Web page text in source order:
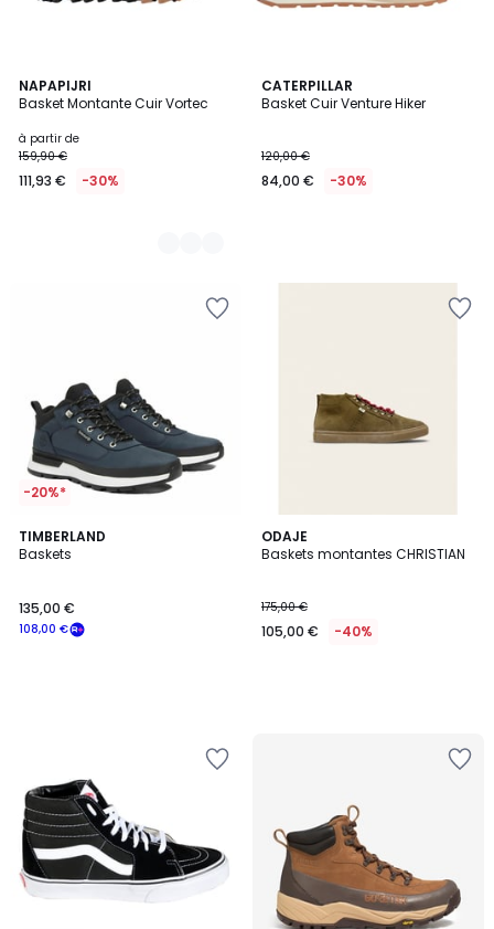
NAPAPIJRI
Basket Montante Cuir Vortec
à partir de
159,90 €
111,93 € -30%
2
Couleurs
CATERPILLAR
Basket Cuir Venture Hiker
120,00 €
84,00 € -30%
-20%*
TIMBERLAND
Baskets
108,00 €
135,00 €
ODAJE
Baskets montantes CHRISTIAN
175,00 €
105,00 € -40%